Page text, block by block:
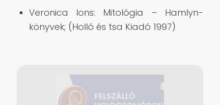
Veronica Ions: Mitológia – Hamlyn-
könyvek; (Holló és tsa Kiadó 1997)